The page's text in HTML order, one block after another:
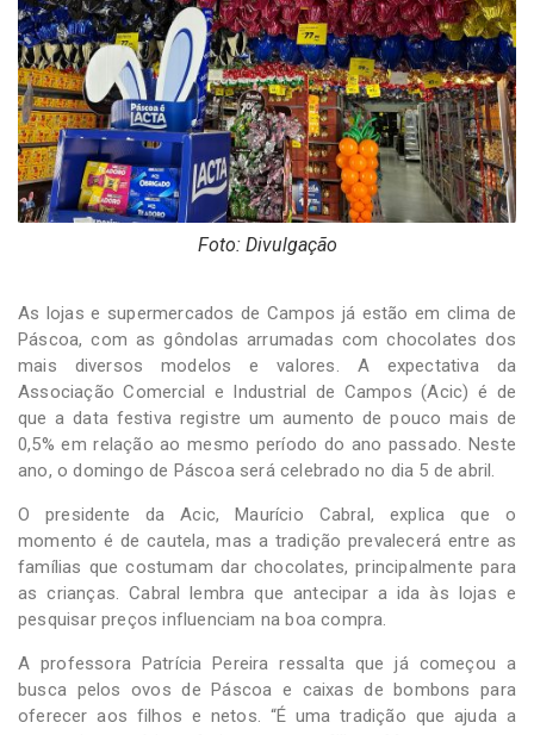
Sistemas
Foto: Divulgação
As lojas e supermercados de Campos já estão em clima de
Páscoa, com as gôndolas arrumadas com chocolates dos
mais diversos modelos e valores. A expectativa da
Associação Comercial e Industrial de Campos (Acic) é de
que a data festiva registre um aumento de pouco mais de
0,5% em relação ao mesmo período do ano passado. Neste
ano, o domingo de Páscoa será celebrado no dia 5 de abril.
O presidente da Acic, Maurício Cabral, explica que o
momento é de cautela, mas a tradição prevalecerá entre as
famílias que costumam dar chocolates, principalmente para
as crianças. Cabral lembra que antecipar a ida às lojas e
pesquisar preços influenciam na boa compra.
A professora Patrícia Pereira ressalta que já começou a
busca pelos ovos de Páscoa e caixas de bombons para
oferecer aos filhos e netos. “É uma tradição que ajuda a